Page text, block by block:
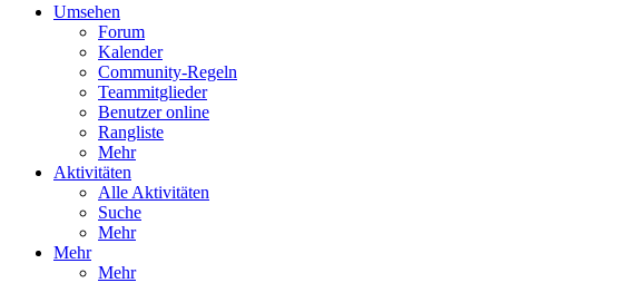
Umsehen
Forum
Kalender
Community-Regeln
Teammitglieder
Benutzer online
Rangliste
Mehr
Aktivitäten
Alle Aktivitäten
Suche
Mehr
Mehr
Mehr